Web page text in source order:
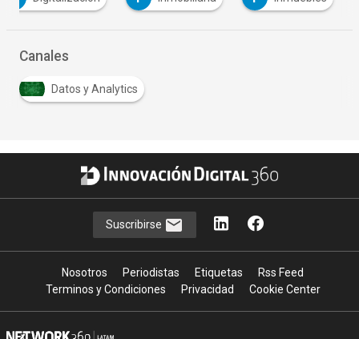
Canales
Datos y Analytics
Suscribirse
Nosotros Periodistas Etiquetas
Rss Feed
Terminos y Condiciones
Privacidad Cookie Center